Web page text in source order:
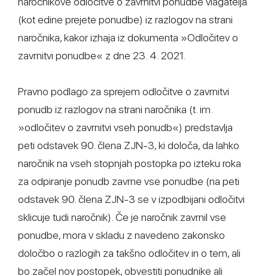
(kot edine prejete ponudbe) iz razlogov na strani
naročnika, kakor izhaja iz dokumenta »Odločitev o
zavrnitvi ponudbe« z dne 23. 4. 2021.
Pravno podlago za sprejem odločitve o zavrnitvi
ponudb iz razlogov na strani naročnika (t. im.
»odločitev o zavrnitvi vseh ponudb«) predstavlja
peti odstavek 90. člena ZJN-3, ki določa, da lahko
naročnik na vseh stopnjah postopka po izteku roka
za odpiranje ponudb zavrne vse ponudbe (na peti
odstavek 90. člena ZJN-3 se v izpodbijani odločitvi
sklicuje tudi naročnik). Če je naročnik zavrnil vse
ponudbe, mora v skladu z navedeno zakonsko
določbo o razlogih za takšno odločitev in o tem, ali
bo začel nov postopek, obvestiti ponudnike ali